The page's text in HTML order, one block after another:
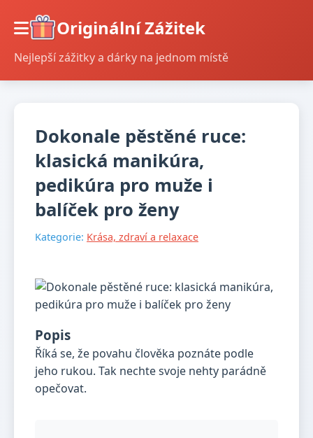
Originální Zážitek
Nejlepší zážitky a dárky na jednom místě
Dokonale pěstěné ruce:
klasická manikúra,
pedikúra pro muže i
balíček pro ženy
Kategorie: Krása, zdraví a relaxace
Popis
Říká se, že povahu člověka poznáte podle
jeho rukou. Tak nechte svoje nehty parádně
opečovat.